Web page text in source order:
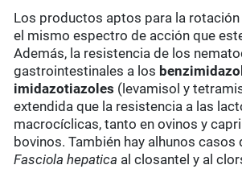
Los productos aptos para la rotación
el mismo espectro de acción que
Además, la resistencia de los
gastrointestinales a los
imidazotiazoles (levamisol y
extendida que la resistencia a las
macrocíclicas, tanto en ovinos y
bovinos. También hay alhunos casos
Fasciola hepatica al closantel y al